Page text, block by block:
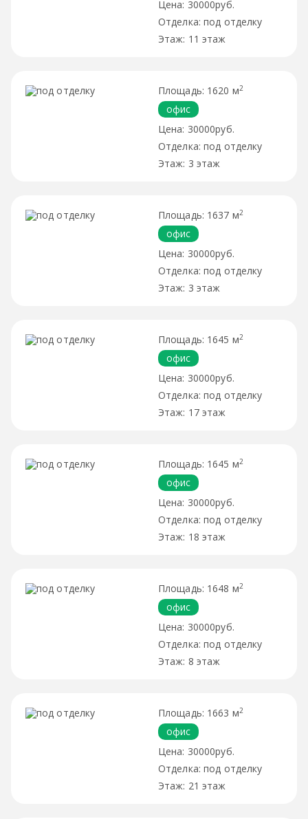
30000руб.
под отделку
11 этаж
1620 м2
офис
30000руб.
под отделку
3 этаж
1637 м2
офис
30000руб.
под отделку
3 этаж
1645 м2
офис
30000руб.
под отделку
17 этаж
1645 м2
офис
30000руб.
под отделку
18 этаж
1648 м2
офис
30000руб.
под отделку
8 этаж
1663 м2
офис
30000руб.
под отделку
21 этаж